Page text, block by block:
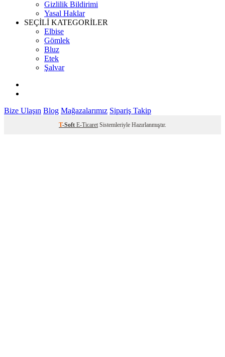
Gizlilik Bildirimi
Yasal Haklar
SEÇİLİ KATEGORİLER
Elbise
Gömlek
Bluz
Etek
Şalvar
Bize Ulaşın Blog Mağazalarımız Sipariş Takip
T-Soft E-Ticaret Sistemleriyle Hazırlanmıştır.